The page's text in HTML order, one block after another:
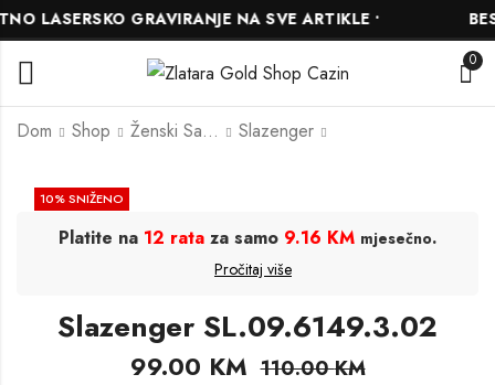
LASERSKO GRAVIRANJE NA SVE ARTIKLE •
0
Dom Shop Ženski Satovi Slazenger
99.00KM
158.00KM
10% SNIŽENO
Platite na 12 rataza samo 9.16 KM mjesečno.
Pročitaj više
Slazenger SL.09.6149.3.02
99.00 KM 110.00KM